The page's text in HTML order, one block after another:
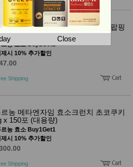
Close
농 메타엔자임 효소크런치 레몬팝핑
x 30포
르농 효소 Buy1Get1
제시 10% 추가할인
Shipping
르농 메타엔자임 효소크런치 초코쿠키
x 150포 (대용량)
르농 효소 Buy1Get1
제시 10% 추가할인
Shipping